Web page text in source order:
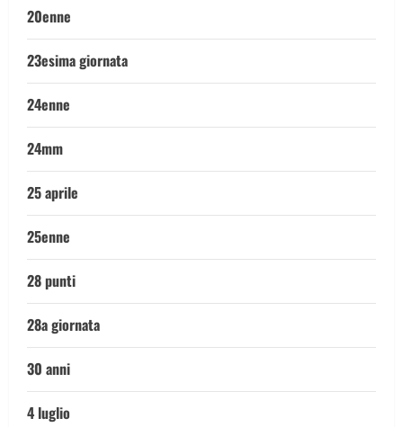
20enne
23esima giornata
24enne
24mm
25 aprile
25enne
28 punti
28a giornata
30 anni
4 luglio